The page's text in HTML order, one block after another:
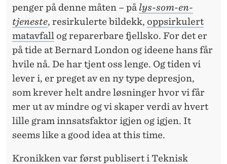
penger på denne måten – på lys-som-en-
tjeneste, resirkulerte bildekk, oppsirkulert
matavfall og reparerbare fjellsko. For det er
på tide at Bernard London og ideene hans får
hvile nå. De har tjent oss lenge. Og tiden vi
lever i, er preget av en ny type depresjon,
som krever helt andre løsninger hvor vi får
mer ut av mindre og vi skaper verdi av hvert
lille gram innsatsfaktor igjen og igjen. It
seems like a good idea at this time.
Kronikken var først publisert i Teknisk